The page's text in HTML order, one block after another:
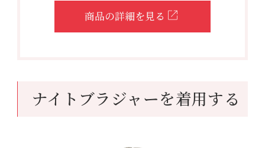
商品の詳細を見る
ナイトブラジャーを着用する